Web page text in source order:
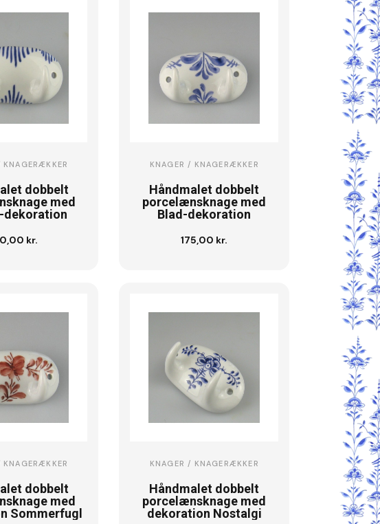
KNAGERÆKKER
dobbelt
med
dekoration
kr.
KNAGER / KNAGERÆKKER
Håndmalet dobbelt
porcelænsknage med
Blad-dekoration
175,00 kr.
Se vare
KNAGERÆKKER
dobbelt
med
Sommerfugl
KNAGER / KNAGERÆKKER
Håndmalet dobbelt
porcelænsknage med
dekoration Nostalgi